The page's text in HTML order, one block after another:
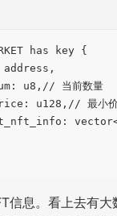
has key {
信息。看上去有